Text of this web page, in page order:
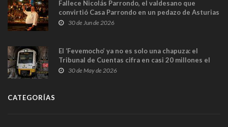
Fallece Nicolás Parrondo, el valdesano que
convirtió Casa Parrondo en un pedazo de Asturias
en Madrid
30 de Jun de 2026
El ‘Fevemocho’ ya no es solo una chapuza: el
Tribunal de Cuentas cifra en casi 20 millones el
sobrecoste de los trenes que no cabían por los
30 de May de 2026
CATEGORÍAS